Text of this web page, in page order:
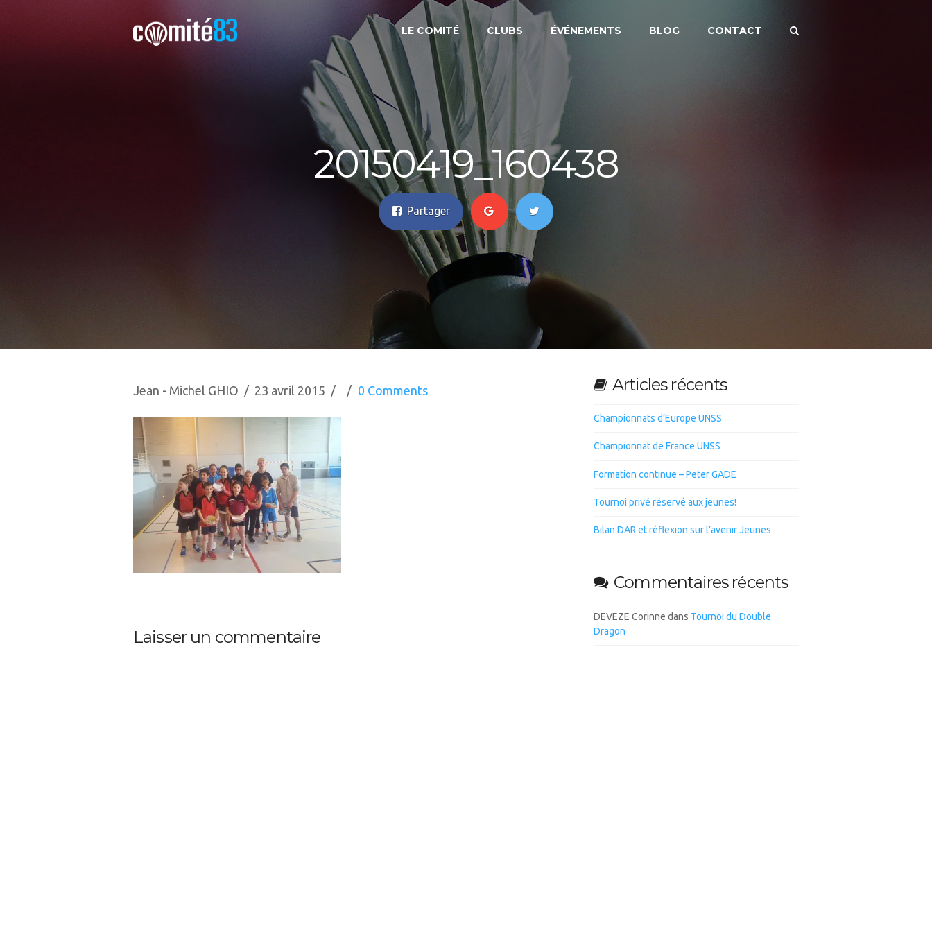
Comité83 LE COMITÉ CLUBS ÉVÉNEMENTS BLOG CONTACT
Blog du Comité
20150419_160438
Partager
Jean - Michel GHIO 23 avril 2015 0 Comments
Laisser un commentaire
Articles récents
Championnats d’Europe UNSS
Championnat de France UNSS
Formation continue – Peter GADE
Tournoi privé réservé aux jeunes!
Bilan DAR et réflexion sur l’avenir Jeunes
Commentaires récents
DEVEZE Corinne dans Tournoi du Double
Dragon